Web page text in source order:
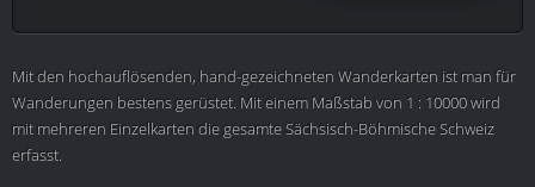
Mit den hochauflösenden, hand-gezeichneten Wanderkarten ist man für
Wanderungen bestens gerüstet. Mit einem Maßstab von 1 : 10000 wird
mit mehreren Einzelkarten die gesamte Sächsisch-Böhmische Schweiz
erfasst.